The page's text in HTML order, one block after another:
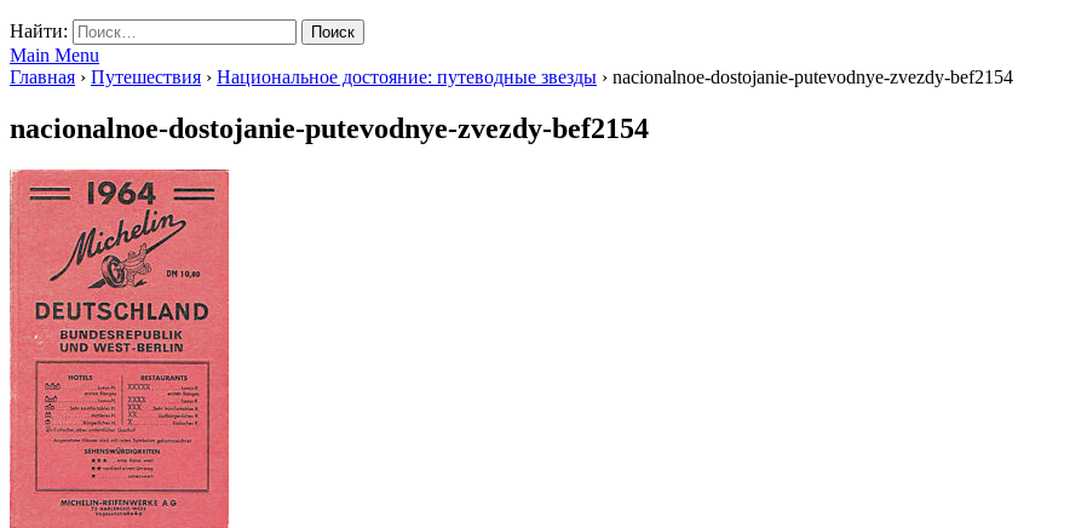
Найти:
Main Menu
Главная › Путешествия › Национальное достояние: путеводные звезды › nacionalnoe-dostojanie-putevodnye-zvezdy-bef2154
nacionalnoe-dostojanie-putevodnye-zvezdy-bef2154